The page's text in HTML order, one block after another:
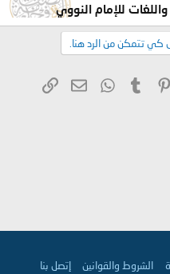
شيءٍ ممَّا ذكرته وزيادة.
الروابط
العمل الصالح.
للإمام النووي
كي تتمكن من الرد هنا.
Pinterest
Tumblr
WhatsApp
البريد
الشروط والقوانين إتصل بنا